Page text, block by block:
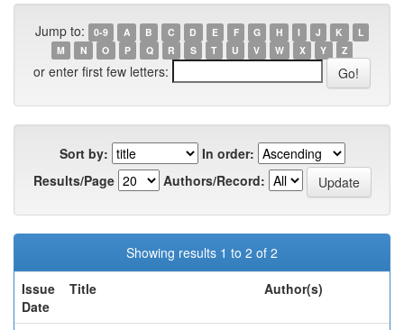
Jump to: 0-9 A B C D E F G H I J K
L
M
N O P Q R S T U V W X Y Z
or enter first few letters:
Sort by:
In order:
Results/Page
Authors/Record:
Showing results 1 to 2 of 2
Issue
Date
Title Author(s)